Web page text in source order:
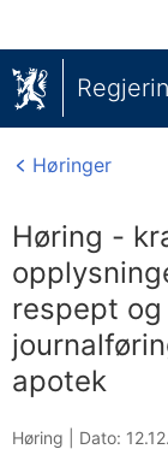
Høringer
Høring -
respept
apotek
Høring | Dato: